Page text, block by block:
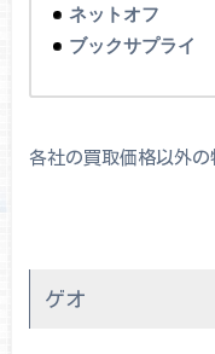
ネットオフ
ブックサプライ
各社の買取価格以外の
ゲオ